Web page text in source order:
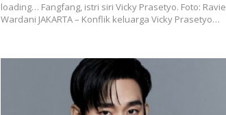
loading… Fangfang, istri siri Vicky Prasetyo. Foto: Ravie
Wardani JAKARTA – Konflik keluarga Vicky Prasetyo…